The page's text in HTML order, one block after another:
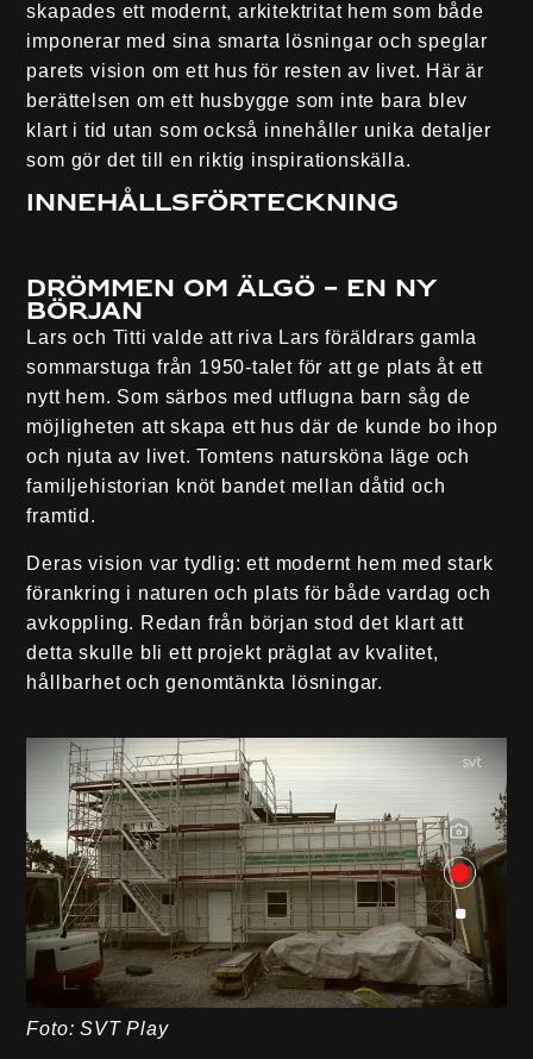
skapades ett modernt, arkitektritat hem som både
imponerar med sina smarta lösningar och speglar
parets vision om ett hus för resten av livet. Här är
berättelsen om ett husbygge som inte bara blev
klart i tid utan som också innehåller unika detaljer
som gör det till en riktig inspirationskälla.
Innehållsförteckning
Drömmen om Älgö – en ny
början
Lars och Titti valde att riva Lars föräldrars gamla
sommarstuga från 1950-talet för att ge plats åt ett
nytt hem. Som särbos med utflugna barn såg de
möjligheten att skapa ett hus där de kunde bo ihop
och njuta av livet. Tomtens natursköna läge och
familjehistorian knöt bandet mellan dåtid och
framtid.
Deras vision var tydlig: ett modernt hem med stark
förankring i naturen och plats för både vardag och
avkoppling. Redan från början stod det klart att
detta skulle bli ett projekt präglat av kvalitet,
hållbarhet och genomtänkta lösningar.
Foto: SVT Play